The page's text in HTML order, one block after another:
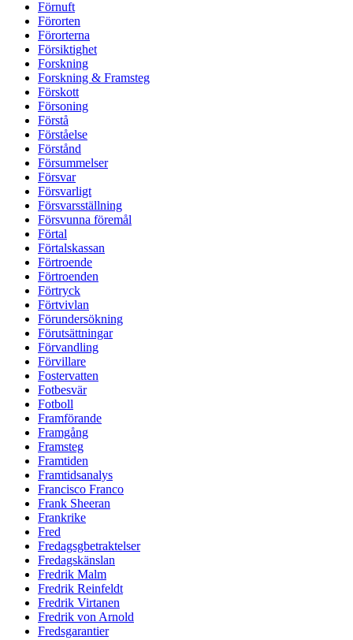
Förnuft
Förorten
Förorterna
Försiktighet
Forskning
Forskning & Framsteg
Förskott
Försoning
Förstå
Förståelse
Förstånd
Försummelser
Försvar
Försvarligt
Försvarsställning
Försvunna föremål
Förtal
Förtalskassan
Förtroende
Förtroenden
Förtryck
Förtvivlan
Förundersökning
Förutsättningar
Förvandling
Förvillare
Fostervatten
Fotbesvär
Fotboll
Framförande
Framgång
Framsteg
Framtiden
Framtidsanalys
Francisco Franco
Frank Sheeran
Frankrike
Fred
Fredagsgbetraktelser
Fredagskänslan
Fredrik Malm
Fredrik Reinfeldt
Fredrik Virtanen
Fredrik von Arnold
Fredsgarantier